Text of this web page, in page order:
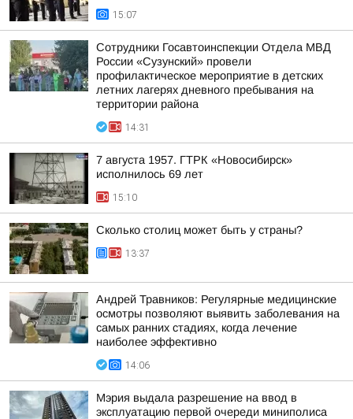
15:07
Сотрудники Госавтоинспекции Отдела МВД
России «Сузунский» провели
профилактическое мероприятие в детских
летних лагерях дневного пребывания на
территории района
14:31
7 августа 1957. ГТРК «Новосибирск»
исполнилось 69 лет
15:10
Сколько столиц может быть у страны?
13:37
Андрей Травников: Регулярные медицинские
осмотры позволяют выявить заболевания на
самых ранних стадиях, когда лечение
наиболее эффективно
14:06
Мэрия выдала разрешение на ввод в
эксплуатацию первой очереди миниполиса